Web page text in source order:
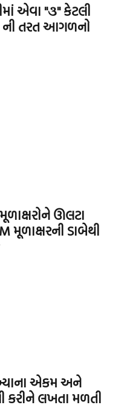
એવા "૩" કેટલી
તરત આગળનો
ઊલટા
મૂળાક્ષરની ડાબેથી
એકમ અને
લખતા મળતી